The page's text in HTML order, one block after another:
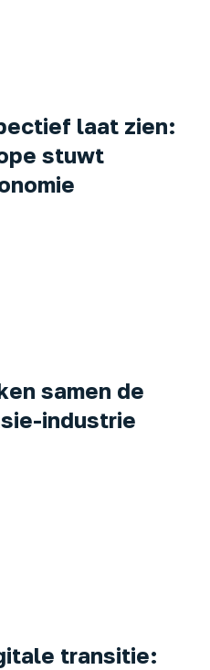
laat zien:
stuwt
samen de
industrie
transitie: